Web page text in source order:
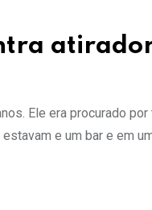
Ele era procurado
e um bar e em